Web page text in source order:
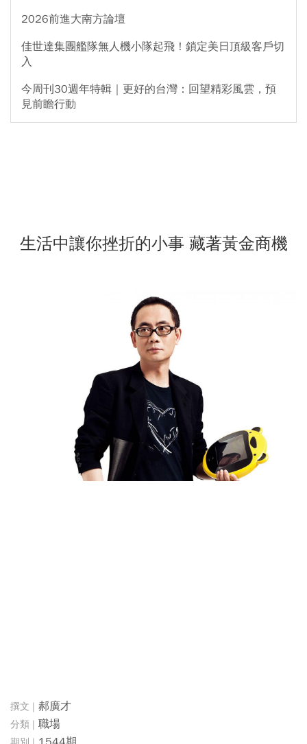
2026前進大南方論壇
佳世達集團艦隊無人機小隊起飛！鎖定美日頂級客戶切
入
今周刊30週年特輯｜更好的台灣：回望精彩風雲，預
見前瞻行動
生活中讓你挫折的小事 藏著黃金商機
郝廣才
職場